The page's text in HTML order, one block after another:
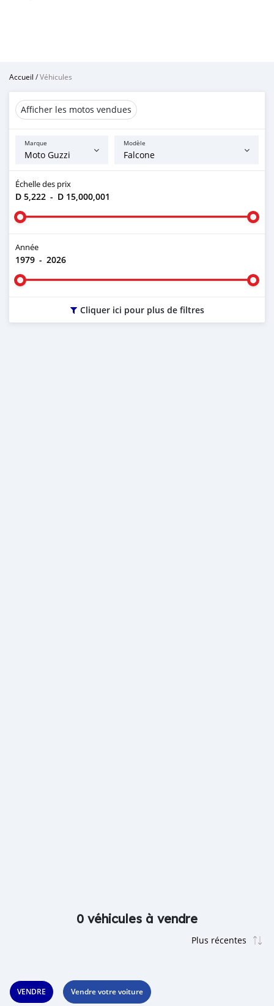
Accueil /Véhicules
Afficher les motos vendues
Marque Modèle
Échelle des prix
D 5,222 - D 15,000,001
Année
1979 - 2026
Cliquer ici pour plus de filtres
0 véhicules à vendre
VENDRE Vendre votre voiture